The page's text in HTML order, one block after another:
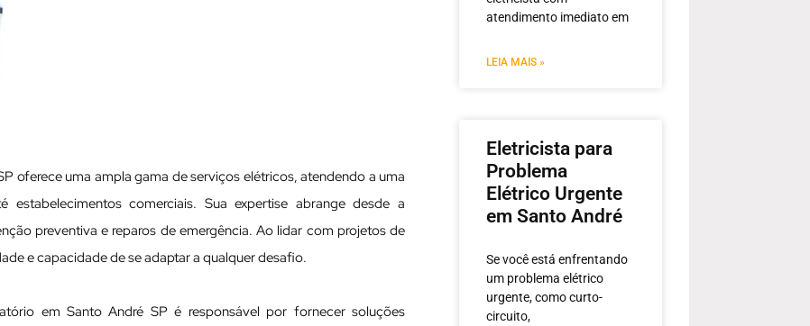
oferece uma ampla gama de serviços elétricos, atendendo a uma
estabelecimentos comerciais. Sua expertise abrange desde a
preventiva e reparos de emergência. Ao lidar com projetos de
e capacidade de se adaptar a qualquer desafio.
em Santo André SP é responsável por fornecer soluções
atendimento imediato em
LEIA MAIS »
Eletricista para
Problema
Elétrico Urgente
em Santo André
Se você está enfrentando
um problema elétrico
urgente, como curto-
circuito,